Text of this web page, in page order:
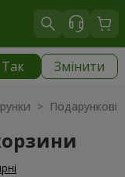
Так Змінити
> Подарункові